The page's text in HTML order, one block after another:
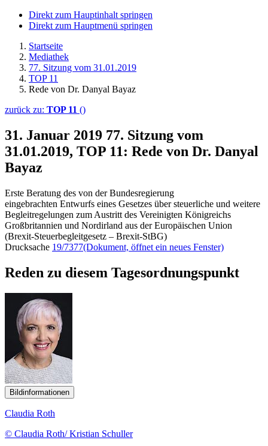
Direkt zum Hauptinhalt springen
Direkt zum Hauptmenü springen
Startseite
Mediathek
77. Sitzung vom 31.01.2019
TOP 11
Rede von Dr. Danyal Bayaz
zurück zu: TOP 11 ()
31. Januar 2019 77. Sitzung vom
31.01.2019, TOP 11: Rede von Dr. Danyal
Bayaz
Erste Beratung des von der Bundesregierung
eingebrachten Entwurfs eines Gesetzes über steuerliche und weitere
Begleitregelungen zum Austritt des Vereinigten Königreichs
Großbritannien und Nordirland aus der Europäischen Union
(Brexit-Steuerbegleitgesetz – Brexit-StBG)
Drucksache 19/7377(Dokument, öffnet ein neues Fenster)
Reden zu diesem Tagesordnungspunkt
Bildinformationen
Claudia Roth
© Claudia Roth/ Kristian Schuller